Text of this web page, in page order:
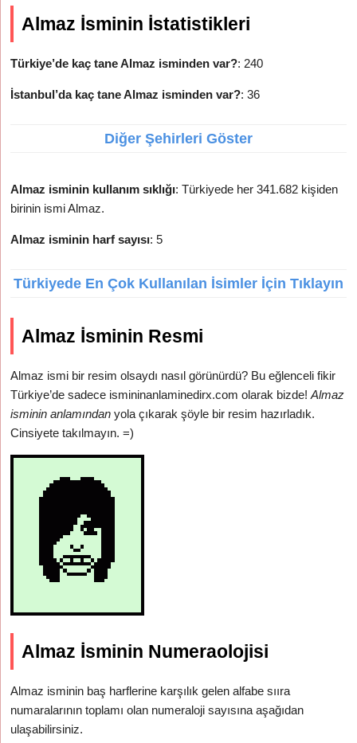
Almaz İsminin İstatistikleri
Türkiye’de kaç tane Almaz isminden var?: 240
İstanbul’da kaç tane Almaz isminden var?: 36
Diğer Şehirleri Göster
Almaz isminin kullanım sıklığı: Türkiyede her 341.682 kişiden
birinin ismi Almaz.
Almaz isminin harf sayısı: 5
Türkiyede En Çok Kullanılan İsimler İçin Tıklayın
Almaz İsminin Resmi
Almaz ismi bir resim olsaydı nasıl görünürdü? Bu eğlenceli fikir
Türkiye’de sadece ismininanlaminedirx.com olarak bizde!Almaz
isminin anlamından yola çıkarak şöyle bir resim hazırladık.
Cinsiyete takılmayın. =)
Almaz İsminin Numeraolojisi
Almaz isminin baş harflerine karşılık gelen alfabe sııra
numaralarının toplamı olan numeraloji sayısına aşağıdan
ulaşabilirsiniz.